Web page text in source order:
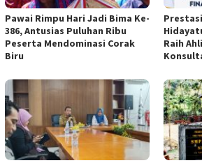
Pawai Rimpu Hari Jadi Bima Ke-
386, Antusias Puluhan Ribu
Peserta Mendominasi Corak
Biru
Raih